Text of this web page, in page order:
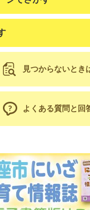
見つからないとき
よくある質問と回